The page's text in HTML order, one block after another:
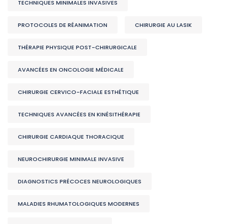
TECHNIQUES MINIMALES INVASIVES
PROTOCOLES DE RÉANIMATION CHIRURGIE AU LASIK
THÉRAPIE PHYSIQUE POST-CHIRURGICALE
AVANCÉES EN ONCOLOGIE MÉDICALE
CHIRURGIE CERVICO-FACIALE ESTHÉTIQUE
TECHNIQUES AVANCÉES EN KINÉSITHÉRAPIE
CHIRURGIE CARDIAQUE THORACIQUE
NEUROCHIRURGIE MINIMALE INVASIVE
DIAGNOSTICS PRÉCOCES NEUROLOGIQUES
MALADIES RHUMATOLOGIQUES MODERNES